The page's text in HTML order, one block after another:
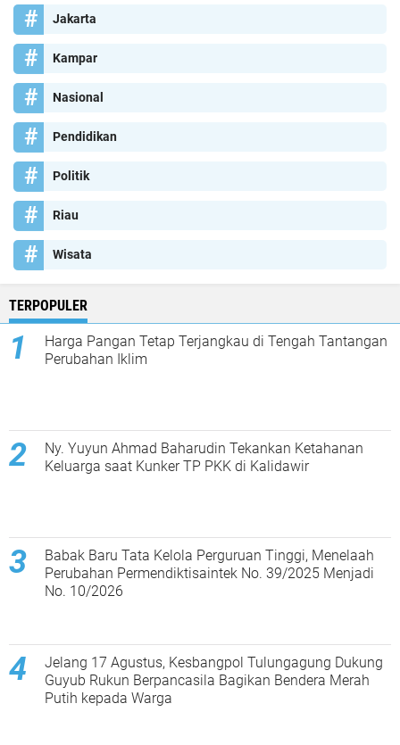
Jakarta
Kampar
Nasional
Pendidikan
Politik
Riau
Wisata
TERPOPULER
Harga Pangan Tetap Terjangkau di Tengah Tantangan
Perubahan Iklim
Ny. Yuyun Ahmad Baharudin Tekankan Ketahanan
Keluarga saat Kunker TP PKK di Kalidawir
Babak Baru Tata Kelola Perguruan Tinggi, Menelaah
Perubahan Permendiktisaintek No. 39/2025 Menjadi
No. 10/2026
Jelang 17 Agustus, Kesbangpol Tulungagung Dukung
Guyub Rukun Berpancasila Bagikan Bendera Merah
Putih kepada Warga